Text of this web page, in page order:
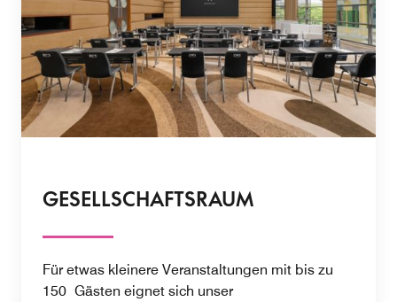
GESELLSCHAFTSRAUM
Für etwas kleinere Veranstaltungen mit bis zu
150 Gästen eignet sich unser